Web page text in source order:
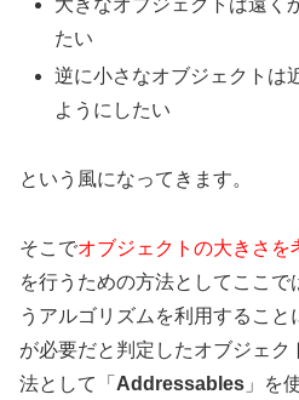
たい
逆に小さなオブジェクトは
ようにしたい
という風になってきます。
そこでオブジェクトの大きさを
を行うための方法としてここで
うアルゴリズムを利用するこ
が必要だと判定したオブジェ
法として「 Addressables 」を